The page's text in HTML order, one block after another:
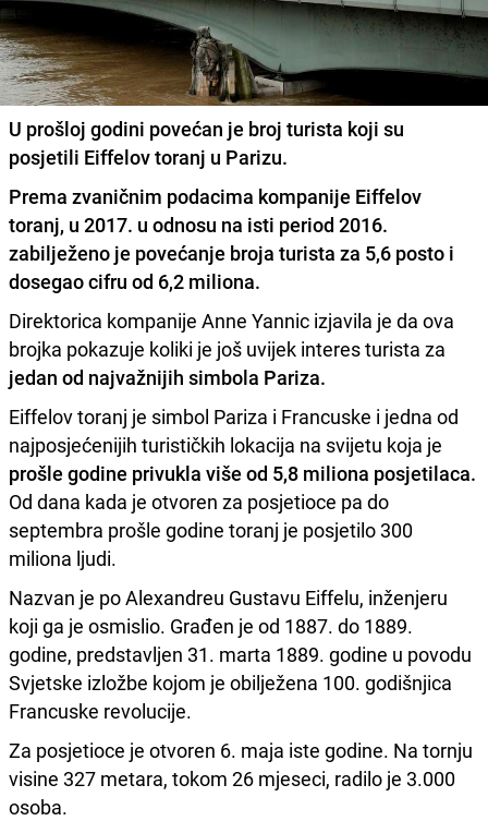
U prošloj godini povećan je broj turista koji su
posjetili Eiffelov toranj u Parizu.
Prema zvaničnim podacima kompanije Eiffelov
toranj, u 2017. u odnosu na isti period 2016.
zabilježeno je povećanje broja turista za 5,6 posto i
dosegao cifru od 6,2 miliona.
Direktorica kompanije Anne Yannic izjavila je da ova
brojka pokazuje koliki je još uvijek interes turista za
jedan od najvažnijih simbola Pariza.
Eiffelov toranj je simbol Pariza i Francuske i jedna od
najposjećenijih turističkih lokacija na svijetu koja je
prošle godine privukla više od 5,8 miliona posjetilaca.
Od dana kada je otvoren za posjetioce pa do
septembra prošle godine toranj je posjetilo 300
miliona ljudi.
Nazvan je po Alexandreu Gustavu Eiffelu, inženjeru
koji ga je osmislio. Građen je od 1887. do 1889.
godine, predstavljen 31. marta 1889. godine u povodu
Svjetske izložbe kojom je obilježena 100. godišnjica
Francuske revolucije.
Za posjetioce je otvoren 6. maja iste godine. Na tornju
visine 327 metara, tokom 26 mjeseci, radilo je 3.000
osoba.